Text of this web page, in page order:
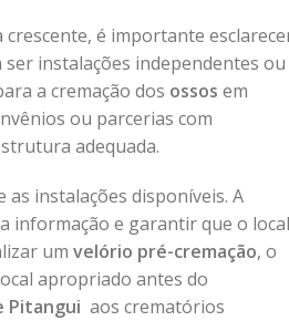
crescente, é importante
ser instalações independentes ou
a cremação dos ossos em
ou parcerias com
adequada.
as instalações disponíveis. A
informação e garantir que o local
um velório pré-cremação, o
apropriado antes do
Pitangui aos crematórios